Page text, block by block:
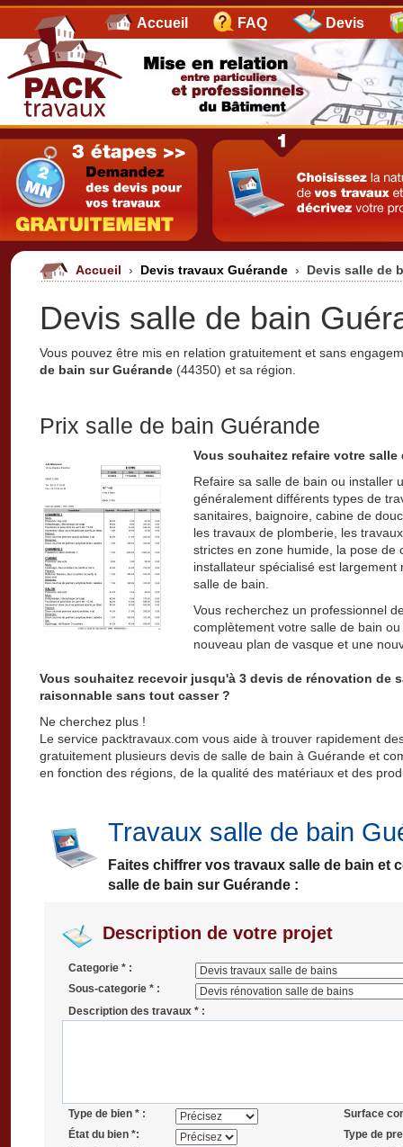
Accueil FAQ Devis
Accueil › Devis travaux Guérande › Devis salle de
Devis salle de bain
Vous pouvez être mis en relation gratuitement et sans
de bain sur Guérande (44350) et sa région.
Prix salle de bain Guérande
Vous souhaitez refaire votre salle
Refaire sa salle de bain ou installer
généralement différents types de
sanitaires, baignoire, cabine de
les travaux de plomberie, les
strictes en zone humide, la pose
installateur spécialisé est
salle de bain.
Vous recherchez un professionnel
complètement votre salle de bain
nouveau plan de vasque et une
Vous souhaitez recevoir jusqu'à 3 devis de rénovation de
raisonnable sans tout casser ?
Ne cherchez plus !
Le service packtravaux.com vous aide à trouver rapidement
gratuitement plusieurs devis de salle de bain à Guérande et
en fonction des régions, de la qualité des matériaux et des
Travaux salle de bain
Faites chiffrer vos travaux salle de bain et
salle de bain sur Guérande :
Description de votre projet
Categorie * :
Sous-categorie * :
Description des travaux * :
Type de bien * :
Surface
État du bien *:
Type de